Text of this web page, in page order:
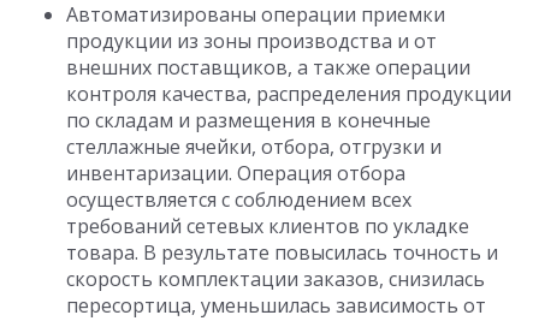
Автоматизированы операции приемки
продукции из зоны производства и от
внешних поставщиков, а также операции
контроля качества, распределения продукции
по складам и размещения в конечные
стеллажные ячейки, отбора, отгрузки и
инвентаризации. Операция отбора
осуществляется с соблюдением всех
требований сетевых клиентов по укладке
товара. В результате повысилась точность и
скорость комплектации заказов, снизилась
пересортица, уменьшилась зависимость от